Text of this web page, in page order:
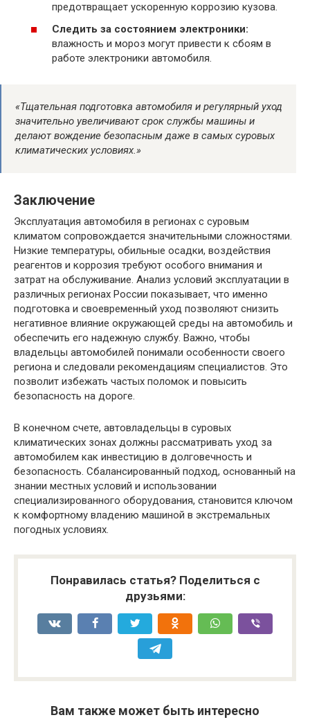
предотвращает ускоренную коррозию кузова.
Следить за состоянием электроники:
влажность и мороз могут привести к сбоям в
работе электроники автомобиля.
«Тщательная подготовка автомобиля и регулярный уход
значительно увеличивают срок службы машины и
делают вождение безопасным даже в самых суровых
климатических условиях.»
Заключение
Эксплуатация автомобиля в регионах с суровым
климатом сопровождается значительными сложностями.
Низкие температуры, обильные осадки, воздействия
реагентов и коррозия требуют особого внимания и
затрат на обслуживание. Анализ условий эксплуатации в
различных регионах России показывает, что именно
подготовка и своевременный уход позволяют снизить
негативное влияние окружающей среды на автомобиль и
обеспечить его надежную службу. Важно, чтобы
владельцы автомобилей понимали особенности своего
региона и следовали рекомендациям специалистов. Это
позволит избежать частых поломок и повысить
безопасность на дороге.
В конечном счете, автовладельцы в суровых
климатических зонах должны рассматривать уход за
автомобилем как инвестицию в долговечность и
безопасность. Сбалансированный подход, основанный на
знании местных условий и использовании
специализированного оборудования, становится ключом
к комфортному владению машиной в экстремальных
погодных условиях.
Понравилась статья? Поделиться с
друзьями:
Вам также может быть интересно